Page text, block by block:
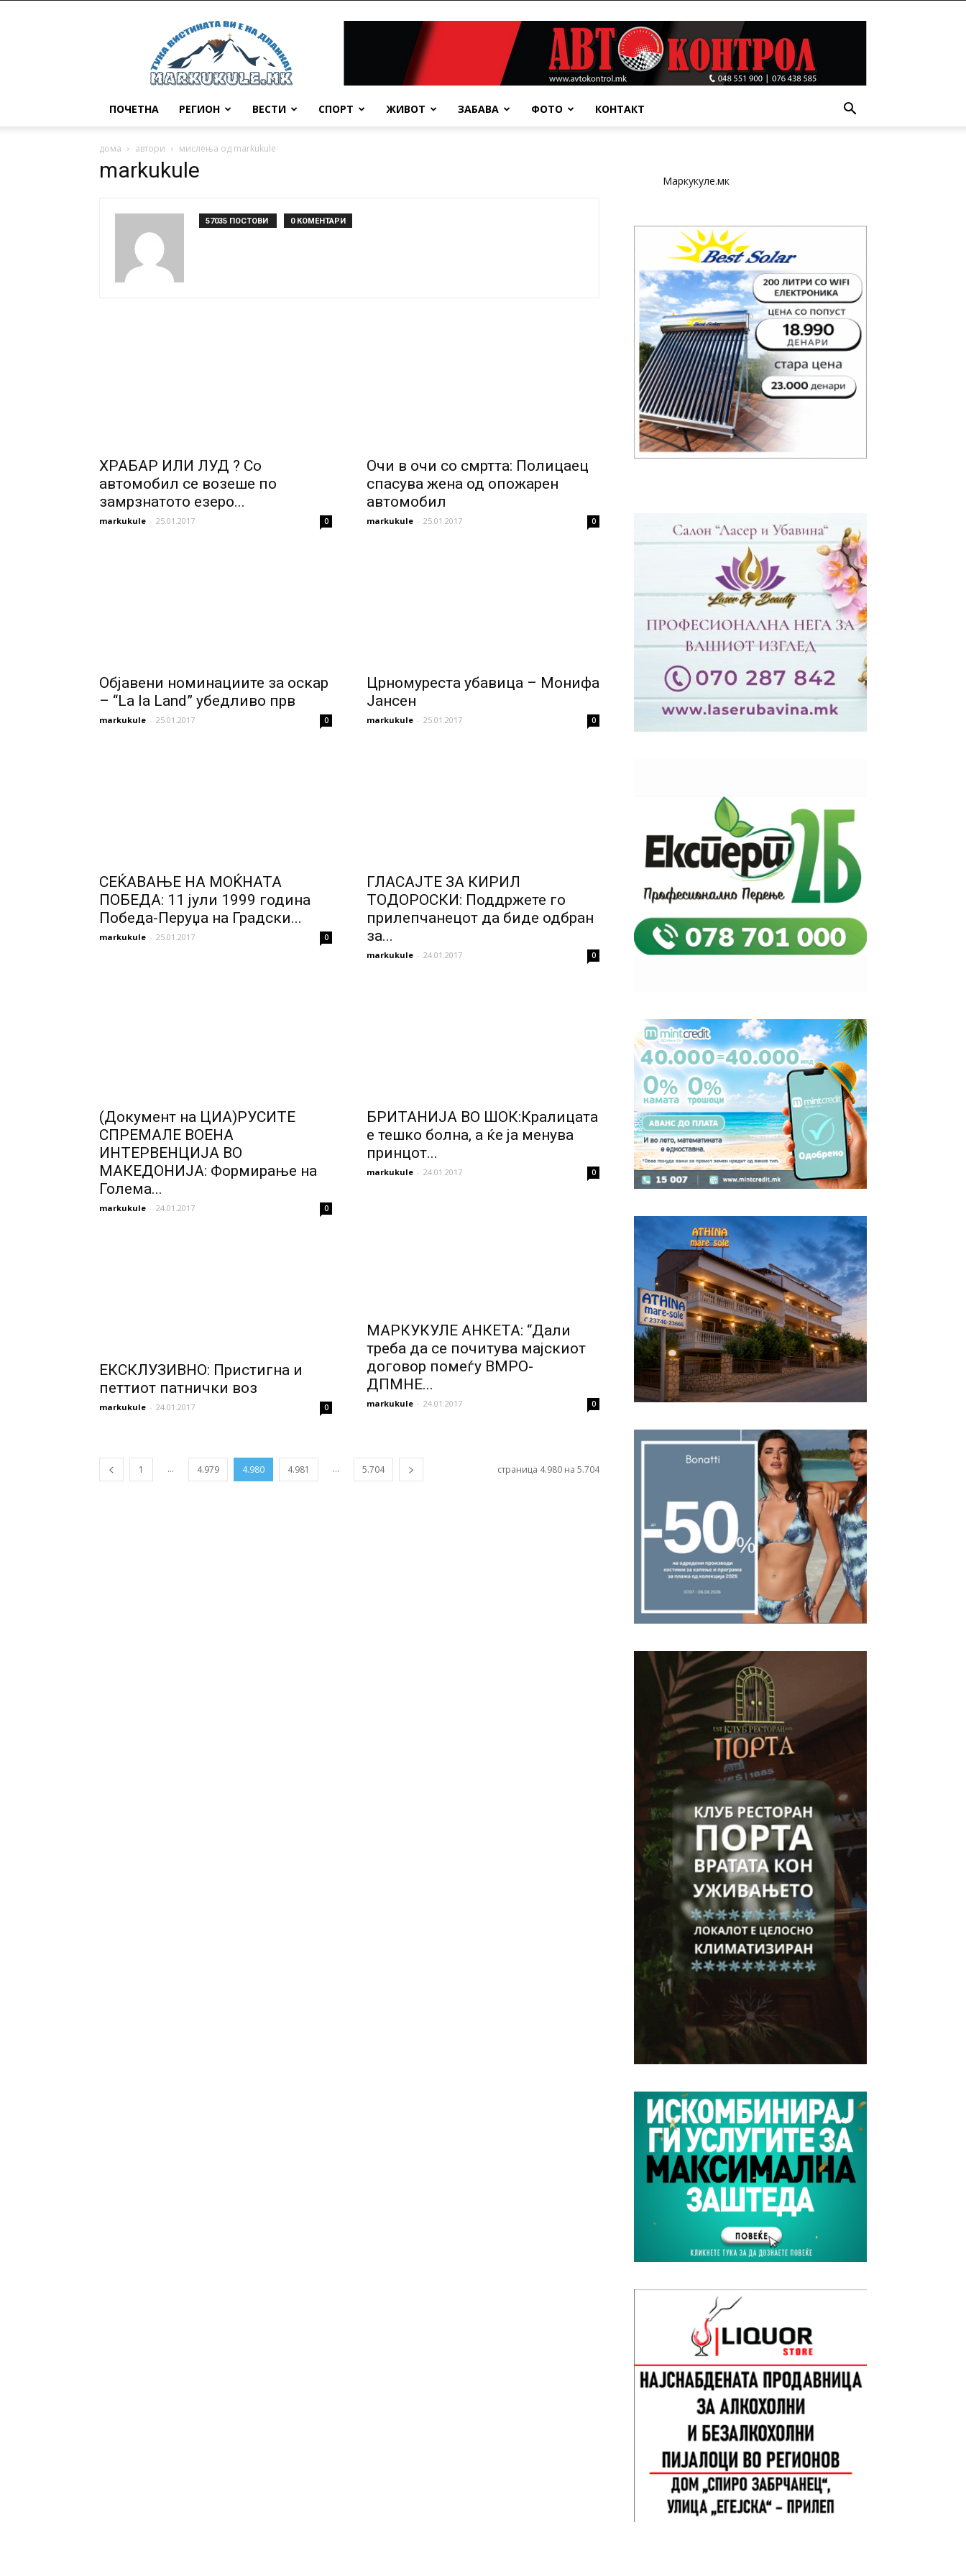
Маркукуле
ПОЧЕТНА РЕГИОН ВЕСТИ СПОРТ ЖИВОТ ЗАБАВА ФОТО КОНТАКТ
дома автори мислења од markukule
markukule
57035 ПОСТОВИ 0 КОМЕНТАРИ
ХРАБАР ИЛИ ЛУД ? Со
автомобил се возеше по
замрзнатото езеро...
markukule - 25.01.2017 0
Очи в очи со смртта: Полицаец
спасува жена од опожарен
автомобил
markukule - 25.01.2017 0
Објавени номинациите за оскар
– “La la Land” убедливо прв
markukule - 25.01.2017 0
Црномуреста убавица – Монифа
Јансен
markukule - 25.01.2017 0
СЕЌАВАЊЕ НА МОЌНАТА
ПОБЕДА: 11 јули 1999 година
Победа-Перуџа на Градски...
markukule - 25.01.2017 0
ГЛАСАЈТЕ ЗА КИРИЛ
ТОДОРОСКИ: Поддржете го
прилепчанецот да биде одбран
за...
markukule - 24.01.2017 0
(Документ на ЦИА)РУСИТЕ
СПРЕМАЛЕ ВОЕНА
ИНТЕРВЕНЦИЈА ВО
МАКЕДОНИЈА: Формирање на
Голема...
markukule - 24.01.2017 0
БРИТАНИЈА ВО ШОК:Кралицата
е тешко болна, а ќе ја менува
принцот...
markukule - 24.01.2017 0
ЕКСКЛУЗИВНО: Пристигна и
петтиот патнички воз
markukule - 24.01.2017 0
МАРКУКУЛЕ АНКЕТА: “Дали
треба да се почитува мајскиот
договор помеѓу ВМРО-
ДПМНЕ...
markukule - 24.01.2017 0
1 ... 4.979 4.980 4.981 ... 5.704 страница 4.980 на 5.704
Маркукуле.мк